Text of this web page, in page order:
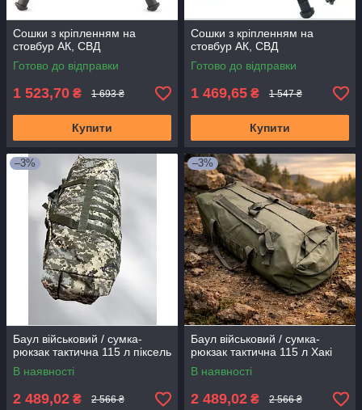
Сошки з кріпленням на
стовбур АК, СВД
Готово до відправки
1 523,70 ₴ 1 693 ₴
Купити
Сошки з кріпленням на
стовбур АК, СВД
Готово до відправки
1 469,65 ₴ 1 547 ₴
Купити
–3%
Баул військовий / сумка-
рюкзак тактична 115 л піксель
В наявності
2 489,02 ₴ 2 566 ₴
–3%
Баул військовий / сумка-
рюкзак тактична 115 л Хакі
В наявності
2 489,02 ₴ 2 566 ₴